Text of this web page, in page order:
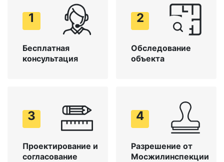
1
Бесплатная
консультация
2
Обследование
объекта
3
Проектирование и
согласование
4
Разрешение от
Мосжилинспекции